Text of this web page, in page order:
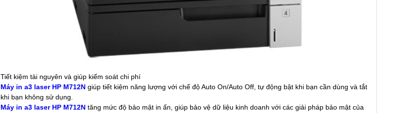
Tiết kiệm tài nguyên và giúp kiểm soát chi phí
Máy in a3 laser HP M712N giúp tiết kiệm năng lượng với chế độ Auto On/Auto Off, tự động bật khi bạn cần dùng và tắt
khi bạn không sử dụng.
Máy in a3 laser HP M712N tăng mức độ bảo mật in ấn, giúp bảo vệ dữ liệu kinh doanh với các giải pháp bảo mật của